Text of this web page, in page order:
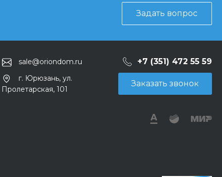
Задать вопрос
sale@oriondom.ru +7 (351) 472 55 59
г. Юрюзань, ул.
Пролетарская, 101
Заказать звонок